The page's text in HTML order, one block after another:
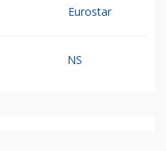
Eurostar
NS